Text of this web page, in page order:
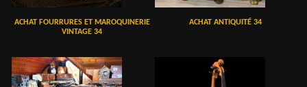
ACHAT FOURRURES ET MAROQUINERIE
VINTAGE 34
ACHAT ANTIQUITÉ 34